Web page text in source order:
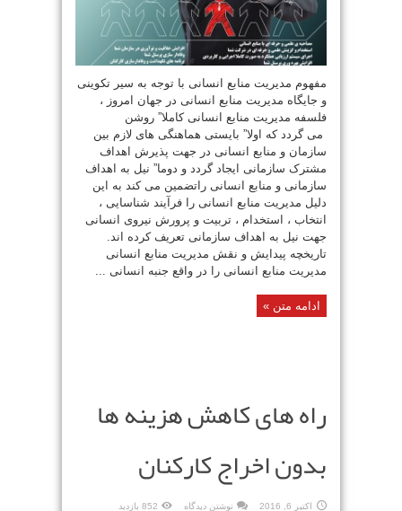
مفهوم مدیریت منابع انسانی با توجه به سیر تکوینی
و جایگاه مدیریت منابع انسانی در جهان امروز ،
فلسفه مدیریت منابع انسانی کاملا” روشن
می گردد که اولا” بایستی هماهنگی های لازم بین
سازمان و منابع انسانی در جهت پذیرش اهداف
مشترک سازمانی ایجاد گردد و دوما” نیل به اهداف
سازمانی و منابع انسانی راتضمین می کند به این
دلیل مدیریت منابع انسانی را فرآیند شناسایی ،
انتخاب ، استخدام ، تربیت و پرورش نیروی انسانی
جهت نیل به اهداف سازمانی تعریف کرده اند.
تاریخچه پیدایش و نقش مدیریت منابع انسانی
مدیریت منابع انسانی را در واقع جنبه انسانی ...
ادامه متن »
راه های کاهش هزینه ها
بدون اخراج کارکنان
اکتبر 6, 2016 نوشتن دیدگاه 852 بازدید